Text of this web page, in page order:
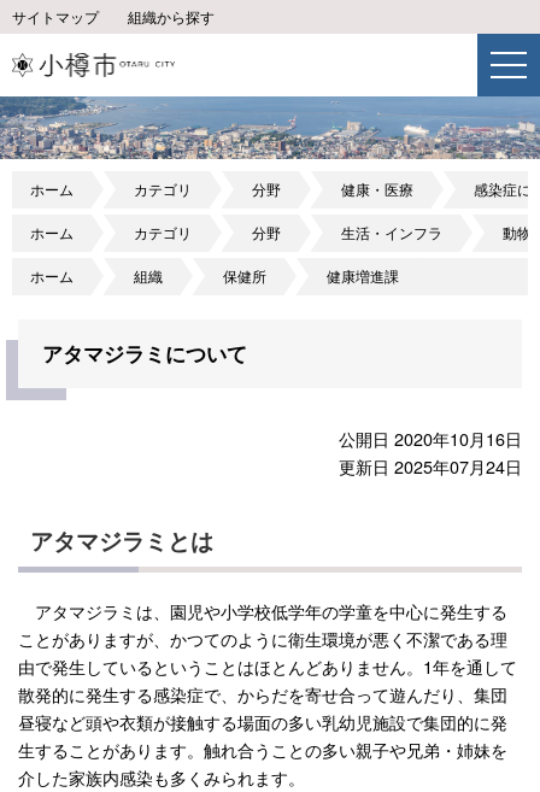
サイトマップ 組織から探す
ホーム カテゴリ 分野 健康・医療 感染症に
ホーム カテゴリ 分野 生活・インフラ 動物
ホーム 組織 保健所 健康増進課
アタマジラミについて
公開日 2020年10月16日
更新日 2025年07月24日
アタマジラミとは
アタマジラミは、園児や小学校低学年の学童を中心に発生する
ことがありますが、かつてのように衛生環境が悪く不潔である理
由で発生しているということはほとんどありません。1年を通して
散発的に発生する感染症で、からだを寄せ合って遊んだり、集団
昼寝など頭や衣類が接触する場面の多い乳幼児施設で集団的に発
生することがあります。触れ合うことの多い親子や兄弟・姉妹を
介した家族内感染も多くみられます。